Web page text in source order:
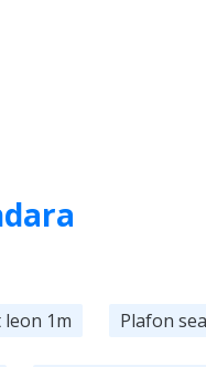
leon 1m Plafon